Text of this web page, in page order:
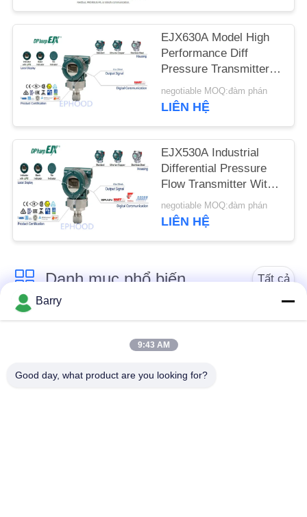
CẦU
ĐẶT
GIÁ
ĐỒ
TRANG
WEB
CHÍNH
SÁCH
BẢO
MẬT
EJX630A Model High
Performance Diff
Pressure Transmitter
Digital Pressure
Transmitter
negotiable MOQ:đàm phán
LIÊN HỆ
EJX530A Industrial
Differential Pressure
Flow Transmitter With
Accurate Measurement
negotiable MOQ:đàm phán
LIÊN HỆ
Danh mục phổ biến
Tất cả
các
Bộ điều chỉnh áp suất
Máy phát áp suất
Barry
9:43 AM
Good day, what product are you looking for?